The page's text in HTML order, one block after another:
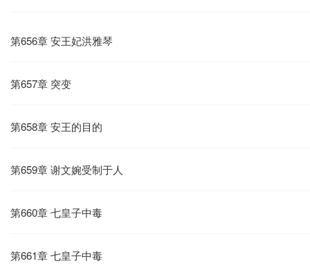
第656章 安王妃洪雅琴
第657章 突变
第658章 安王的目的
第659章 谢文婉受制于人
第660章 七皇子中毒
第661章 七皇子中毒